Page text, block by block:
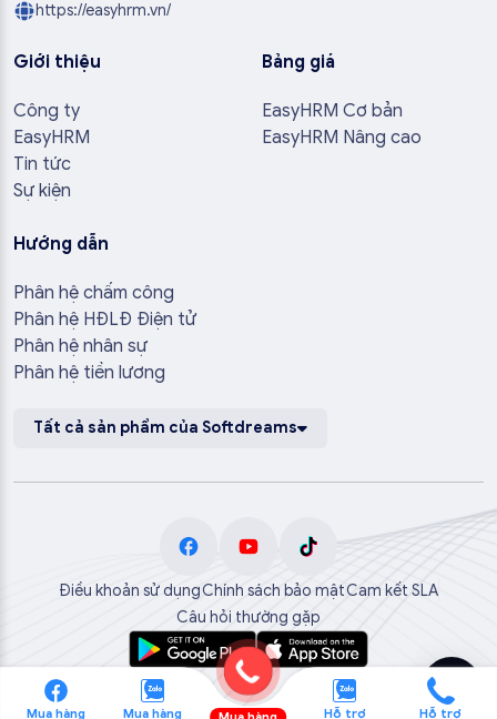
https://easyhrm.vn/
Giới thiệu
Công ty
EasyHRM
Tin tức
Sự kiện
Bảng giá
EasyHRM Cơ bản
EasyHRM Nâng cao
Hướng dẫn
Phân hệ chấm công
Phân hệ HĐLĐ Điện tử
Phân hệ nhân sự
Phân hệ tiền lương
Tất cả sản phẩm của Softdreams
Điều khoản sử dụngChính sách bảo mậtCam kết SLA
Câu hỏi thường gặp
Mua hàng Mua hàng Hỗ trợ Hỗ trợ